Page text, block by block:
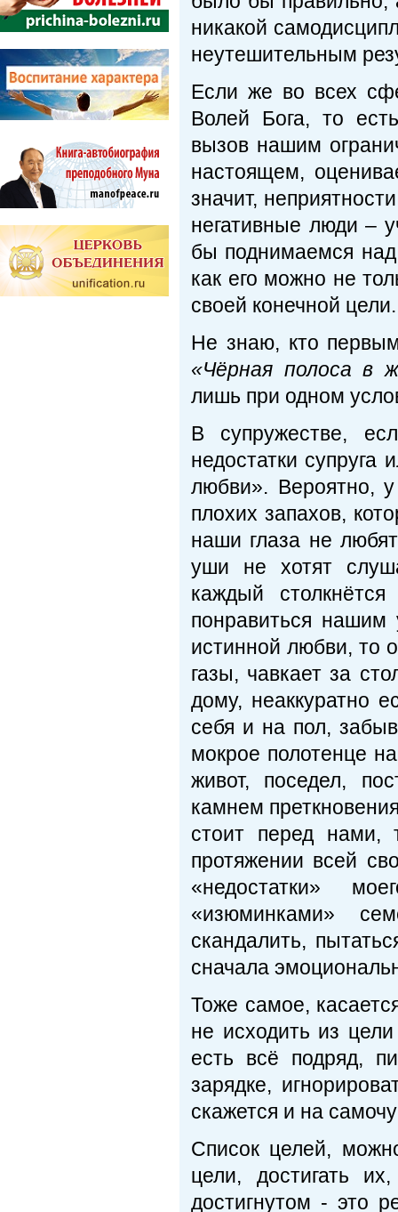
никакой
неутешительным
Если же во всех
Волей Бога, то
вызов нашим
настоящем,
значит,
негативные люди –
бы поднимаемся
как его можно не
своей конечной цели.
Не знаю, кто
«Чёрная полоса в
лишь при одном
В супружестве,
недостатки супруга
любви». Вероятно,
плохих запахов,
наши глаза не
уши не хотят
каждый
понравиться
истинной любви, то
газы, чавкает за
дому, неаккуратно
себя и на пол,
мокрое полотенце
живот, поседел,
камнем
стоит перед нами,
протяжении всей
«недостатки»
«изюминками»
скандалить,
сначала
Тоже самое,
не исходить из
есть всё подряд,
зарядке,
скажется и на
Список целей,
цели, достигать
достигнутом - это